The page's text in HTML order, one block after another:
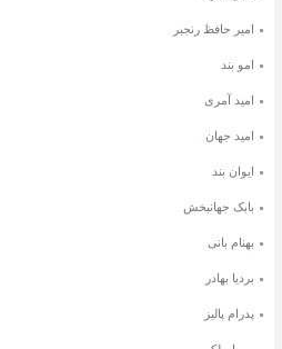
امیر حافظ رنجبر
امو بند
امید آمری
امید جهان
ایوان بند
بابک جهانبخش
بهنام بانی
بردیا بهادر
پدرام پالیز